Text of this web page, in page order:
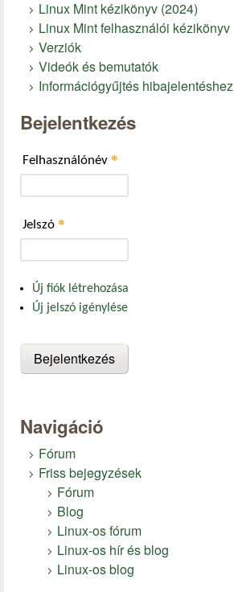
Linux Mint kézikönyv (2024)
Linux Mint felhasználói kézikönyv
Verziók
Videók és bemutatók
Információgyűjtés hibajelentéshez
Bejelentkezés
Felhasználónév *
Jelszó *
Új fiók létrehozása
Új jelszó igénylése
Navigáció
Fórum
Friss bejegyzések
Fórum
Blog
Linux-os fórum
Linux-os hír és blog
Linux-os blog